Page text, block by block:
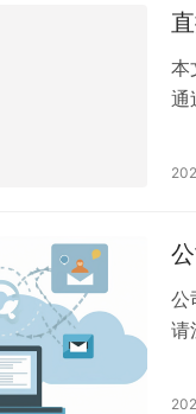
本
通
公
请